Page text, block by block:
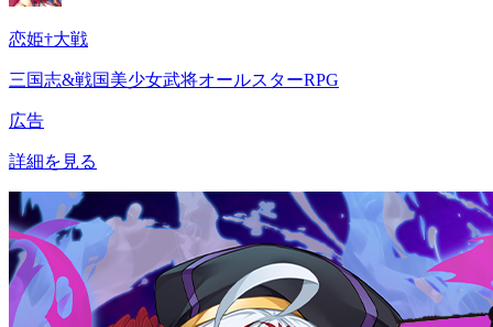
恋姫†大戦
三国志&戦国美少女武将オールスターRPG
広告
詳細を見る